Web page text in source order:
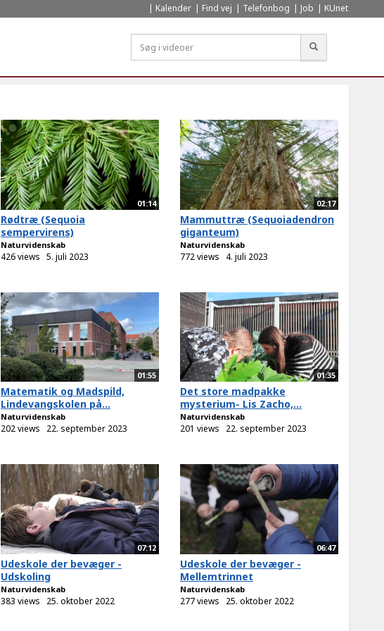
Kalender Find vej Telefonbog Job KUnet
01:14
Rødtræ (Sequoia
sempervirens)
Naturvidenskab
426 views 5. juli 2023
02:17
Mammuttræ (Sequoiadendron
giganteum)
Naturvidenskab
772 views 4. juli 2023
01:55
Matematik og Madspild,
Lindevangskolen på...
Naturvidenskab
202 views 22. september 2023
01:35
Det store madpakke
mysterium- Lis Zacho,...
Naturvidenskab
201 views 22. september 2023
07:12
Udeskole der bevæger -
Udskoling
Naturvidenskab
383 views 25. oktober 2022
06:47
Udeskole der bevæger -
Mellemtrinnet
Naturvidenskab
277 views 25. oktober 2022